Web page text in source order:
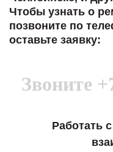
Чтобы узнать о
позвоните по
оставьте заявку:
Звоните
Работать